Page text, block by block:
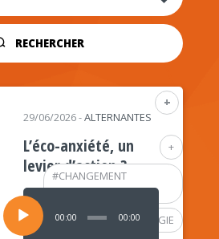
RECHERCHER
+
+
#CHANGEMENT
CLIMATIQUE
#PSYCHOLOGIE
29/06/2026-ALTERNANTES
L’éco-anxiété, un
levier d’action ?
Lecteur
audio
00:00 00:00